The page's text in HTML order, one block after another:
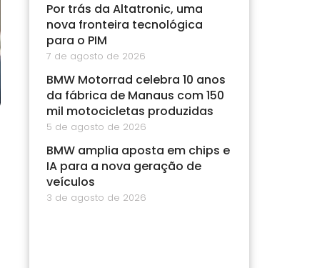
Por trás da Altatronic, uma
nova fronteira tecnológica
para o PIM
7 de agosto de 2026
BMW Motorrad celebra 10 anos
da fábrica de Manaus com 150
mil motocicletas produzidas
5 de agosto de 2026
BMW amplia aposta em chips e
IA para a nova geração de
veículos
3 de agosto de 2026